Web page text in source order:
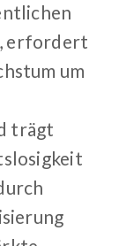
erfordert
um
trägt